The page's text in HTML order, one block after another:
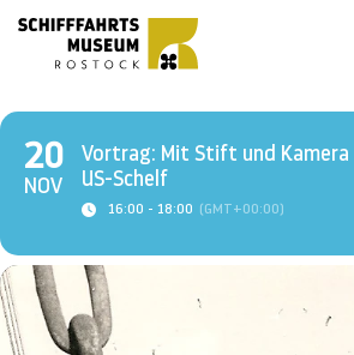
20
NOV
Vortrag: Mit Stift und Kamera
US-Schelf
16:00 - 18:00 (GMT+00:00)